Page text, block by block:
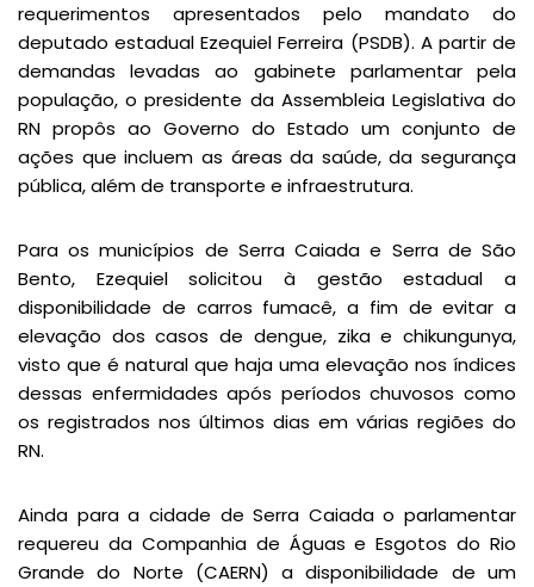
requerimentos apresentados pelo mandato do
deputado estadual Ezequiel Ferreira (PSDB). A partir de
demandas levadas ao gabinete parlamentar pela
população, o presidente da Assembleia Legislativa do
RN propôs ao Governo do Estado um conjunto de
ações que incluem as áreas da saúde, da segurança
pública, além de transporte e infraestrutura.
Para os municípios de Serra Caiada e Serra de São
Bento, Ezequiel solicitou à gestão estadual a
disponibilidade de carros fumacê, a fim de evitar a
elevação dos casos de dengue, zika e chikungunya,
visto que é natural que haja uma elevação nos índices
dessas enfermidades após períodos chuvosos como
os registrados nos últimos dias em várias regiões do
RN.
Ainda para a cidade de Serra Caiada o parlamentar
requereu da Companhia de Águas e Esgotos do Rio
Grande do Norte (CAERN) a disponibilidade de um